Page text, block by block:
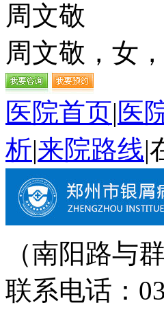
周文敬
周文敬，女
医院首页|医
析|来院路线|
（南阳路与
联系电话：